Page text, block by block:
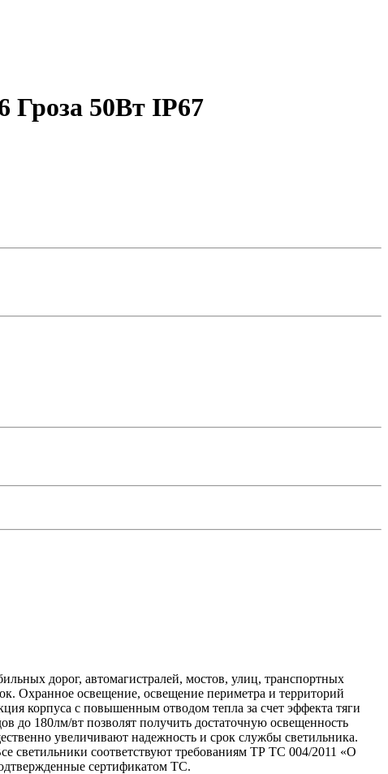
50Вт IP67
дорог, автомагистралей, мостов, улиц, транспортных
Охранное освещение, освещение периметра и территорий
корпуса с повышенным отводом тепла за счет эффекта тяги
до 180лм/вт позволят получить достаточную освещенность
увеличивают надежность и срок службы светильника.
светильники соответствуют требованиям ТР ТС 004/2011 «О
сертификатом ТС.